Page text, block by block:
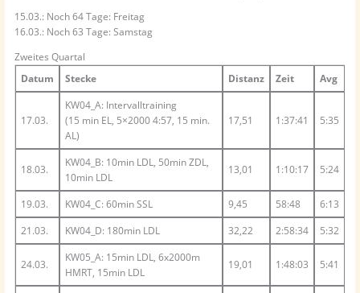
15.03.: Noch 64 Tage: Freitag
16.03.: Noch 63 Tage: Samstag
Zweites Quartal
Datum
Stecke Distanz Zeit Avg
17.03.
KW04_A: Intervalltraining
(15 min EL, 5×2000 4:57, 15 min.
AL)
17,51 1:37:41 5:35
18.03.
KW04_B: 10min LDL, 50min ZDL,
10min LDL
13,01 1:10:17 5:24
19.03. KW04_C: 60min SSL 9,45 58:48
6:13
21.03.
KW04_D: 180min LDL 32,22 2:58:34 5:32
24.03.
KW05_A: 15min LDL, 6x2000m
HMRT, 15min LDL
19,01 1:48:03 5:41